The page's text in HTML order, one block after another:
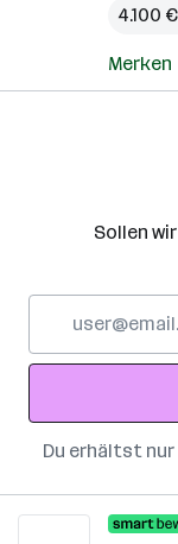
4.100
Merken
Sollen
Adresse
Du erhältst